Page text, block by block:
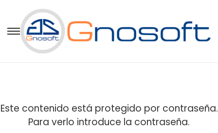
Este contenido está protegido por contraseña.
Para verlo introduce la contraseña.